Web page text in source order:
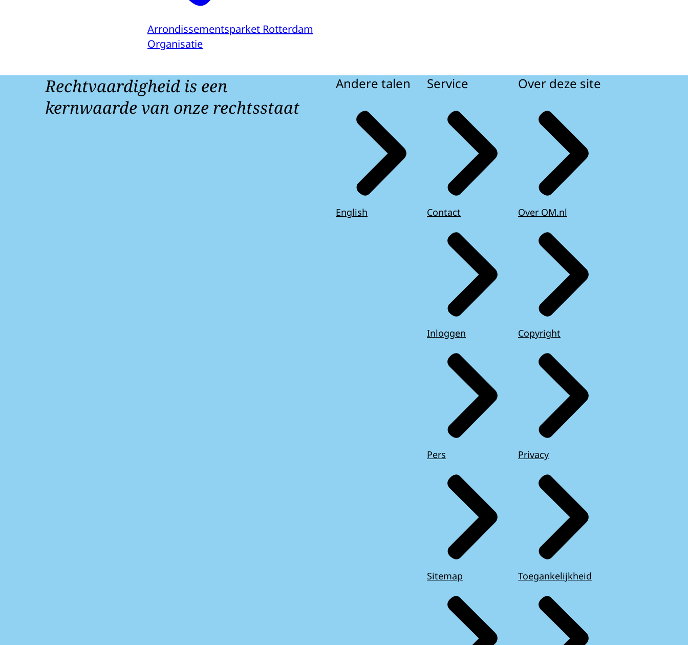
Arrondissementsparket Rotterdam
Organisatie
Rechtvaardigheid is een
kernwaarde van onze rechtsstaat
Andere talen
English
Service
Contact
Inloggen
Pers
Sitemap
Over deze site
Over OM.nl
Copyright
Privacy
Toegankelijkheid